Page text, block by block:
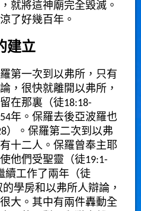
就將這神廟完全毀滅。
了好幾百年。
建立
第一次到以弗所，只有
，很快就離開以弗所，
在那裏（徒18:18-
年。保羅去後亞波羅也
）。保羅第二次到以弗
十二人。保羅曾奉主耶
他們受聖靈（徒19:1-
續工作了兩年（徒
學房和以弗所人辯論，
大。其中有兩件轟動全